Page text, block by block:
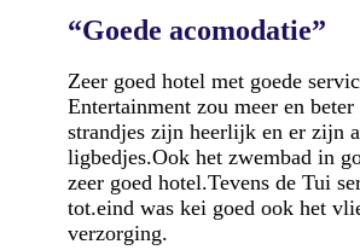
“Goede acomodatie”
Zeer goed hotel met goede
Entertainment zou meer en beter
strandjes zijn heerlijk en er zijn
ligbedjes.Ook het zwembad in
zeer goed hotel.Tevens de Tui
tot.eind was kei goed ook het
verzorging.